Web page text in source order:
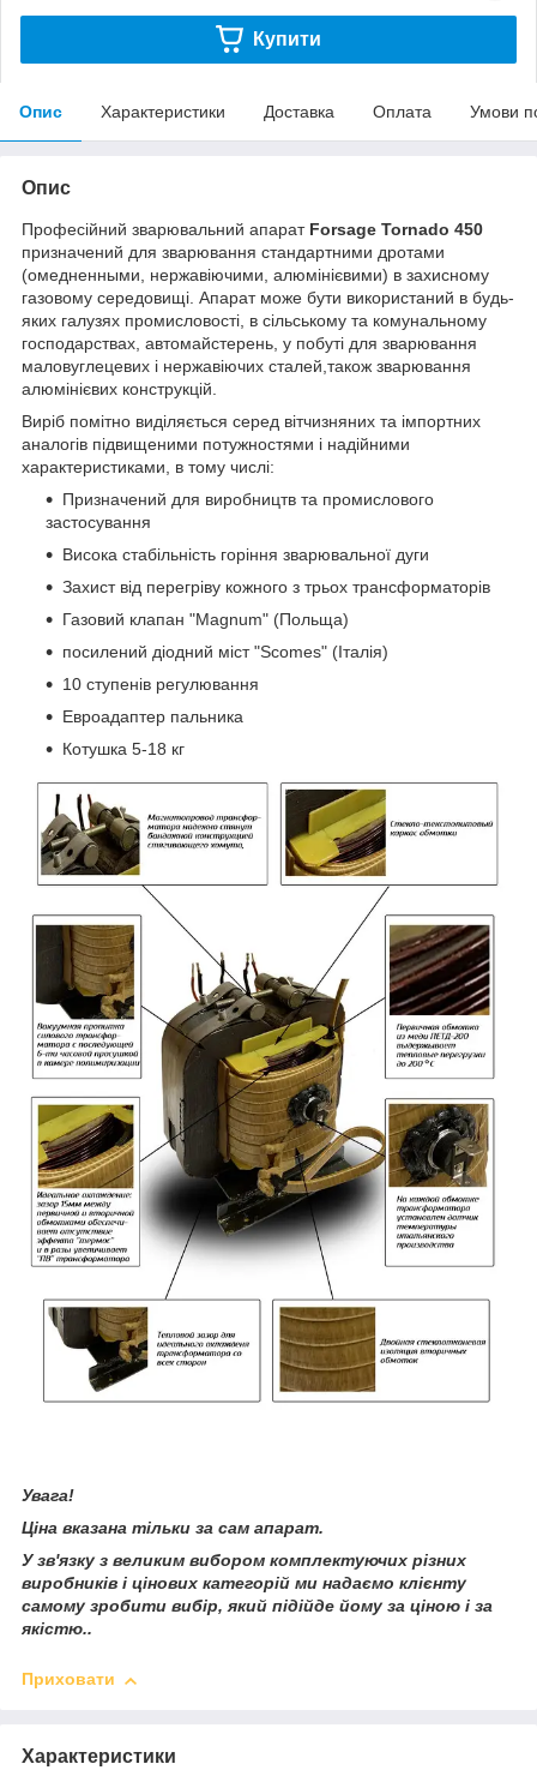
Купити
Опис Характеристики Доставка Оплата Умови
Опис
Професійний зварювальний апарат Forsage Tornado 450
призначений для зварювання стандартними дротами
(омедненными, нержавіючими, алюмінієвими) в захисному
газовому середовищі. Апарат може бути використаний в будь-
яких галузях промисловості, в сільському та комунальному
господарствах, автомайстерень, у побуті для зварювання
маловуглецевих і нержавіючих сталей,також зварювання
алюмінієвих конструкцій.
Виріб помітно виділяється серед вітчизняних та імпортних
аналогів підвищеними потужностями і надійними
характеристиками, в тому числі:
Призначений для виробництв та промислового
застосування
Висока стабільність горіння зварювальної дуги
Захист від перегріву кожного з трьох трансформаторів
Газовий клапан "Magnum" (Польща)
посилений діодний міст "Scomes" (Італія)
10 ступенів регулювання
Евроадаптер пальника
Котушка 5-18 кг
Увага!
Ціна вказана тільки за сам апарат.
У зв'язку з великим вибором комплектуючих різних
виробників і цінових категорій ми надаємо клієнту
самому зробити вибір, який підійде йому за ціною і за
якістю..
Приховати
Характеристики